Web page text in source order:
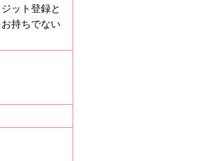
ット登録と
持ちでない